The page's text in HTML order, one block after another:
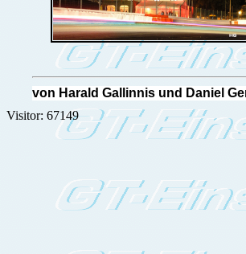
von Harald Gallinnis und Daniel
Visitor: 67149